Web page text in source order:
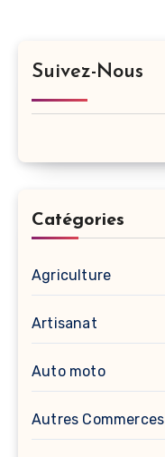
Suivez-Nous
Catégories
Agriculture
Artisanat
Auto moto
Autres Commerces